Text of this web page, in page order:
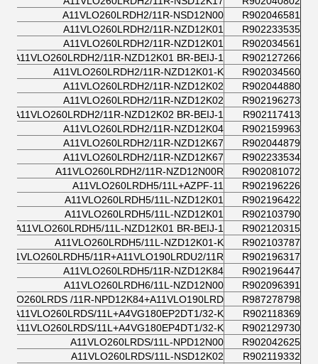
R902046581
A11VLO260LRDH2/11R-NSD12N00
R902233535
A11VLO260LRDH2/11R-NZD12K01
R902034561
A11VLO260LRDH2/11R-NZD12K01
R902127266
A11VLO260LRDH2/11R-NZD12K01 BR-BEIJ-1
R902034560
A11VLO260LRDH2/11R-NZD12K01-K
R902044880
A11VLO260LRDH2/11R-NZD12K02
R902196273
A11VLO260LRDH2/11R-NZD12K02
R902117413
A11VLO260LRDH2/11R-NZD12K02 BR-BEIJ-1
R902159963
A11VLO260LRDH2/11R-NZD12K04
R902044879
A11VLO260LRDH2/11R-NZD12K67
R902233534
A11VLO260LRDH2/11R-NZD12K67
R902081072
A11VLO260LRDH2/11R-NZD12N00R
R902196226
A11VLO260LRDH5/11L+AZPF-11
R902196422
A11VLO260LRDH5/11L-NZD12K01
R902103790
A11VLO260LRDH5/11L-NZD12K01
R902120315
A11VLO260LRDH5/11L-NZD12K01 BR-BEIJ-1
R902103787
A11VLO260LRDH5/11L-NZD12K01-K
R902196317
A11VLO260LRDH5/11R+A11VLO190LRDU2/11R
R902196447
A11VLO260LRDH5/11R-NZD12K84
R902096391
A11VLO260LRDH6/11L-NZD12N00
R987278798
/11R-NPD12K84+A11VLO190LRD
R902118369
A11VLO260LRDS/11L+A4VG180EP2DT1/32-K
R902129730
A11VLO260LRDS/11L+A4VG180EP4DT1/32-K
R902042625
A11VLO260LRDS/11L-NPD12N00
R902119332
A11VLO260LRDS/11L-NSD12K02